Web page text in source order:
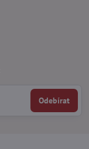
Odebírat